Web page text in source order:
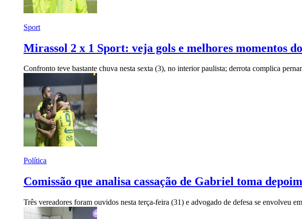
Sport
Mirassol 2 x 1 Sport: veja gols e melhores momentos
Confronto teve bastante chuva nesta sexta (3), no interior paulista; derrota complica
Política
Comissão que analisa cassação de Gabriel toma
Três vereadores foram ouvidos nesta terça-feira (31) e advogado de defesa se envolveu